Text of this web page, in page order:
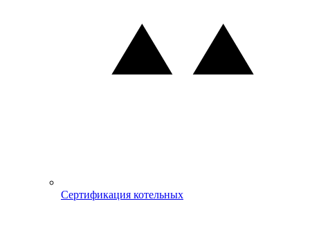
Сертификация котельных